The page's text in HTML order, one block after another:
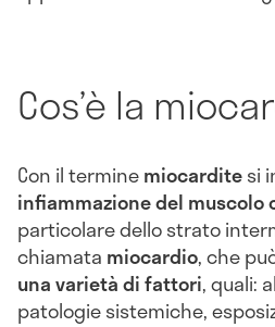
Cos’è la
Con il terminemiocarditesi
infiammazione del muscolo
particolare dello strato
chiamata miocardio, che
una varietà difattori, quali:
patologie sistemiche,